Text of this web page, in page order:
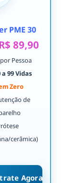
PME 30
89,90
Pessoa
a 99 Vidas
Zero
de
cerâmica)
Agora